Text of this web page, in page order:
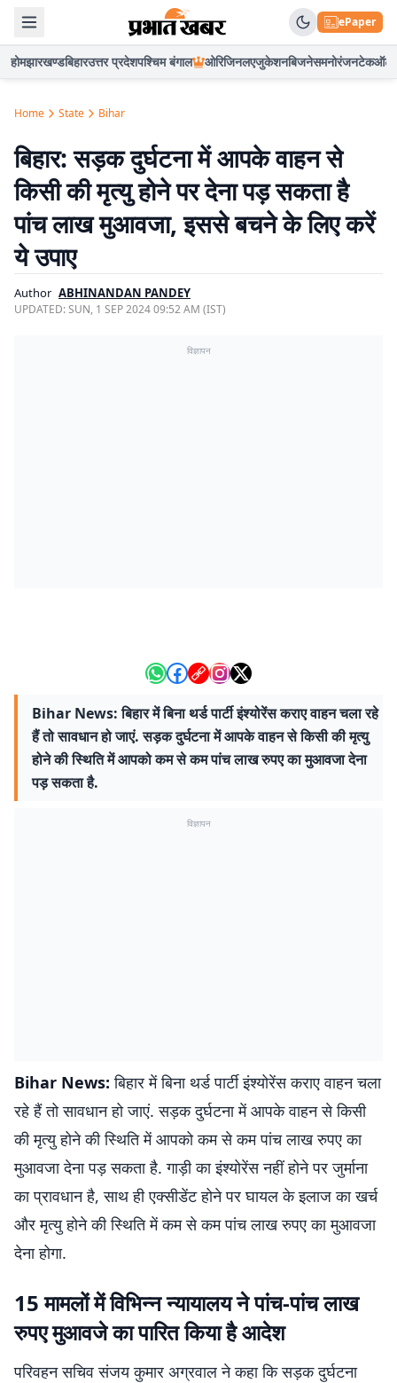
ePaper
होमझारखण्डबिहारउत्तर प्रदेशपश्चिम बंगाल ओरिजिनलएजुकेशनबिजनेसमनोरंजनटेकऑटो
Home State Bihar
बिहार: सड़क दुर्घटना में आपके वाहन से
किसी की मृत्यु होने पर देना पड़ सकता है
पांच लाख मुआवजा, इससे बचने के लिए करें
ये उपाए
Author ABHINANDAN PANDEY
UPDATED:SUN, 1 SEP 2024 09:52 AM (IST)
विज्ञापन
Bihar News: बिहार में बिना थर्ड पार्टी इंश्योरेंस कराए वाहन चला रहे
हैं तो सावधान हो जाएं. सड़क दुर्घटना में आपके वाहन से किसी की मृत्यु
होने की स्थिति में आपको कम से कम पांच लाख रुपए का मुआवजा देना
पड़ सकता है.
विज्ञापन
Bihar News: बिहार में बिना थर्ड पार्टी इंश्योरेंस कराए वाहन चला
रहे हैं तो सावधान हो जाएं. सड़क दुर्घटना में आपके वाहन से किसी
की मृत्यु होने की स्थिति में आपको कम से कम पांच लाख रुपए का
मुआवजा देना पड़ सकता है. गाड़ी का इंश्योरेंस नहीं होने पर जुर्माना
का प्रावधान है, साथ ही एक्सीडेंट होने पर घायल के इलाज का खर्च
और मृत्यु होने की स्थिति में कम से कम पांच लाख रुपए का मुआवजा
देना होगा.
15 मामलों में विभिन्न न्यायालय ने पांच-पांच लाख
रुपए मुआवजे का पारित किया है आदेश
परिवहन सचिव संजय कुमार अग्रवाल ने कहा कि सड़क दुर्घटना